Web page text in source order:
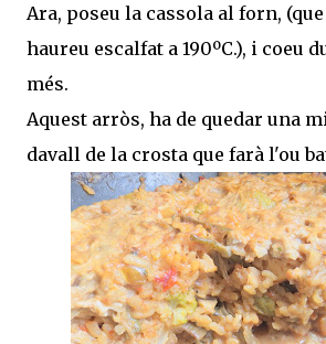
Ara, poseu la cassola al forn,
haureu escalfat a 190ºC.), i coeu
més.
Aquest arròs, ha de quedar una
davall de la crosta que farà l'ou